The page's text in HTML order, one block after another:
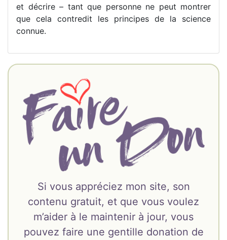
et décrire – tant que personne ne peut montrer
que cela contredit les principes de la science
connue.
Si vous appréciez mon site, son
contenu gratuit, et que vous voulez
m’aider à le maintenir à jour, vous
pouvez faire une gentille donation de